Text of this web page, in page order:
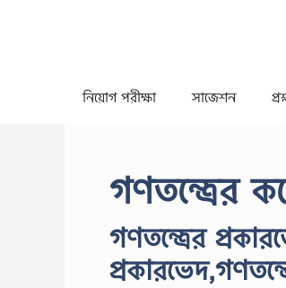
নিয়োগ পরীক্ষা সাজেশন
গণতন্ত্রের
গণতন্ত্রের